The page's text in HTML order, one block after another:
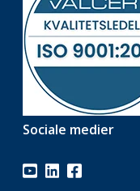
Sociale medier